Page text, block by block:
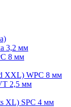
3,2 мм
8 мм
XXL) WPC 8 мм
2,5 мм
XL) SPC 4 мм